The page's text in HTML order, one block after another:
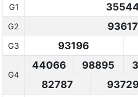
G1
G2 93617
G3 93196
G4
44066 98895
82787